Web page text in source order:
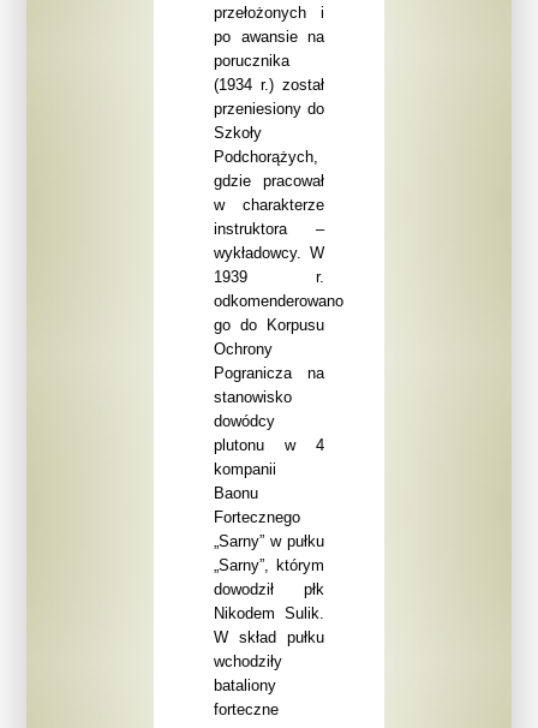
przełożonych i
po awansie na
porucznika
(1934 r.) został
przeniesionydo
Szkoły
Podchorążych,
gdzie pracował
w charakterze
instruktora –
wykładowcy. W
1939 r.
odkomenderowano
go do Korpusu
Ochrony
Pogranicza na
stanowisko
dowódcy
plutonu w 4
kompanii
Baonu
Fortecznego
„Sarny” w pułku
„Sarny”, którym
dowodził płk
Nikodem Sulik.
W skład pułku
wchodziły
bataliony
forteczne